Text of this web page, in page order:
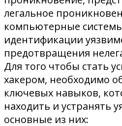
легальное
компьютерные
идентификации
предотвращения
Для того чтобы стать
хакером, необходимо
ключевых навыков,
находить и устранять
основные из них: